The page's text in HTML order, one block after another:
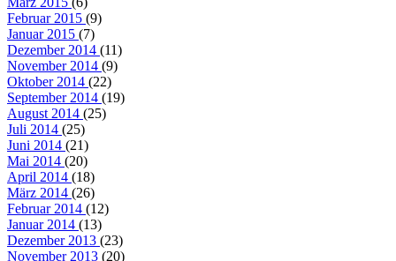
Februar 2015 (9)
Januar 2015 (7)
Dezember 2014 (11)
November 2014 (9)
Oktober 2014 (22)
September 2014 (19)
August 2014 (25)
Juli 2014 (25)
Juni 2014 (21)
Mai 2014 (20)
April 2014 (18)
März 2014 (26)
Februar 2014 (12)
Januar 2014 (13)
Dezember 2013 (23)
November 2013 (20)